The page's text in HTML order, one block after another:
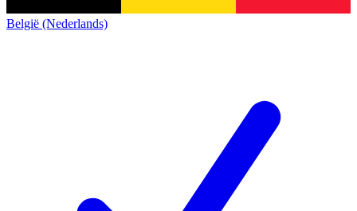
België (Nederlands)